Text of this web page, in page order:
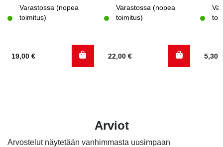
Varastossa (nopea
toimitus)
19,00 €
Varastossa (nopea
toimitus)
22,00 € 5,30
Arviot
Arvostelut näytetään vanhimmasta uusimpaan